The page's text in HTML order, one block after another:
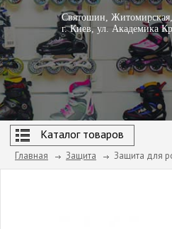
Святошин,
г. Киев, ул. Академика
Каталог товаров
Главная Защита Защита для